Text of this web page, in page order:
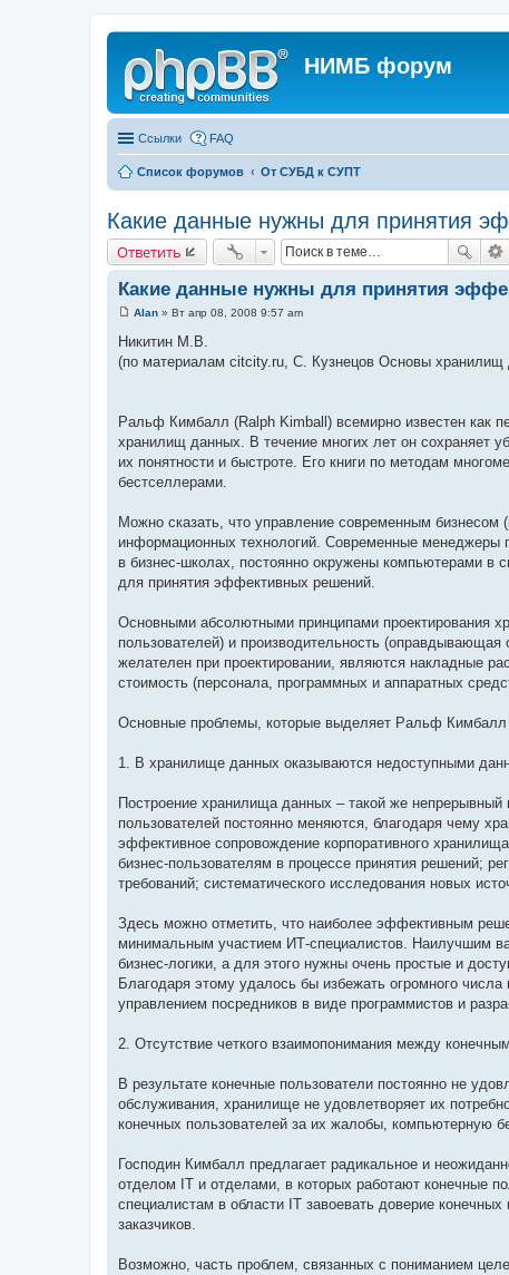
НИМБ форум
Ссылки FAQ
Список форумов От СУБД к СУПТ
Какие данные нужны для принятия
Ответить
Какие данные нужны для принятия
о
б
е
Alan » Вт апр 08, 2008 9:57 am
Никитин М.В.
(по материалам citcity.ru, С. Кузнецов Основы
Ральф Кимбалл (Ralph Kimball) всемирно известен как
хранилищ данных. В течение многих лет он сохраняет
их понятности и быстроте. Его книги по методам
бестселлерами.
Можно сказать, что управление современным бизнесом
информационных технологий. Современные менеджеры
в бизнес-школах, постоянно окружены компьютерами в
для принятия эффективных решений.
Основными абсолютными принципами проектирования
пользователей) и производительность
желателен при проектировании, являются накладные
стоимость (персонала, программных и аппаратных
Основные проблемы, которые выделяет Ральф Кимбалл
1. В хранилище данных оказываются недоступными
Построение хранилища данных – такой же
пользователей постоянно меняются, благодаря чему
эффективное сопровождение корпоративного
бизнес-пользователям в процессе принятия решений;
требований; систематического исследования новых
Здесь можно отметить, что наиболее эффективным
минимальным участием ИТ-специалистов. Наилучшим
бизнес-логики, а для этого нужны очень простые и
Благодаря этому удалось бы избежать огромного
управлением посредников в виде программистов и
2. Отсутствие четкого взаимопонимания между
В результате конечные пользователи постоянно не
обслуживания, хранилище не удовлетворяет их
конечных пользователей за их жалобы, компьютерную
Господин Кимбалл предлагает радикальное и
отделом IT и отделами, в которых работают конечные
специалистам в области IT завоевать доверие
заказчиков.
Возможно, часть проблем, связанных с пониманием